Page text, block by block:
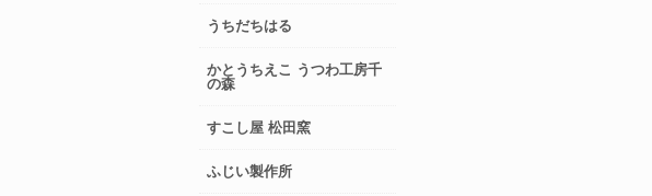
うちだちはる
かとうちえこ うつわ工房千
の森
すこし屋 松田窯
ふじい製作所